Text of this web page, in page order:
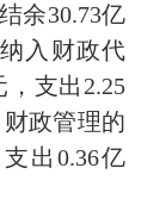
余30.73亿
纳入财政代
支出2.25
政管理的
出0.36亿